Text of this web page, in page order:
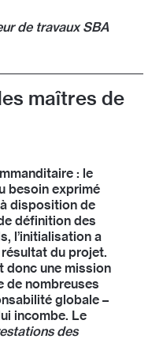
Markus Dreher
& Diener
Re Next à Zurich
Assurances à Bâle.
du projet de remise
Kongresshaus et de
de travaux SBA
Coire. Il a travaillé à la
Kongresshaus de
de projet.
maîtres de
: le
besoin exprimé
disposition de
définition des
l’initialisation a
du projet.
donc une mission
de nombreuses
globale –
incombe. Le
des